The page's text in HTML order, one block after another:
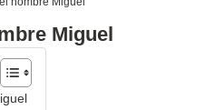
Miguel